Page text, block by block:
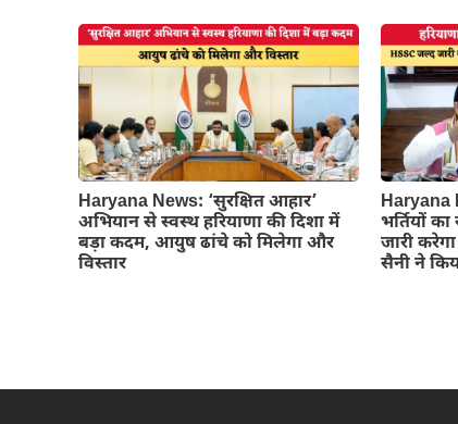
Haryana News: ‘सुरक्षित आहार’
अभियान से स्वस्थ हरियाणा की दिशा में
बड़ा कदम, आयुष ढांचे को मिलेगा और
विस्तार
Haryana
भर्तियों
जारी
सैनी ने